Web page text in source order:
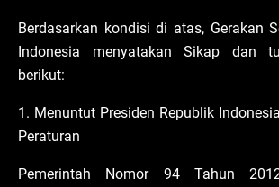
Berdasarkan kondisi di atas, Gerakan
Indonesia menyatakan Sikap dan
berikut:
1. Menuntut Presiden Republik
Peraturan
Pemerintah Nomor 94 Tahun